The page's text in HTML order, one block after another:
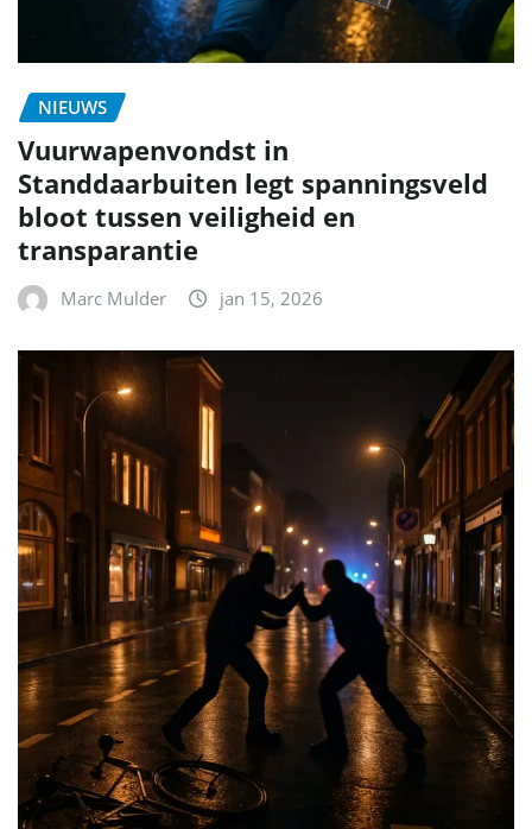
NIEUWS
Vuurwapenvondst in
Standdaarbuiten legt spanningsveld
bloot tussen veiligheid en
transparantie
Marc Mulder jan 15, 2026